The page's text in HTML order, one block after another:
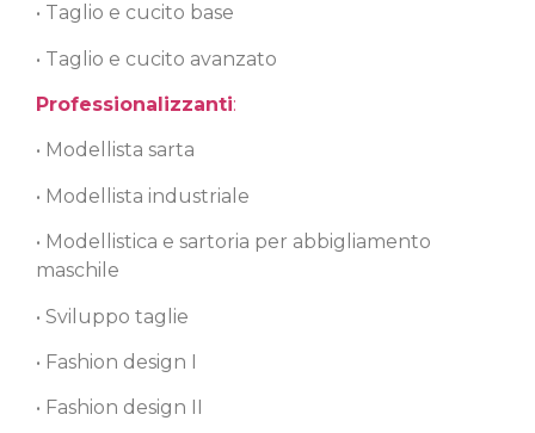
• Taglio e cucito base
• Taglio e cucito avanzato
Professionalizzanti:
• Modellista sarta
• Modellista industriale
• Modellistica e sartoria per abbigliamento
maschile
• Sviluppo taglie
• Fashion design I
• Fashion design II